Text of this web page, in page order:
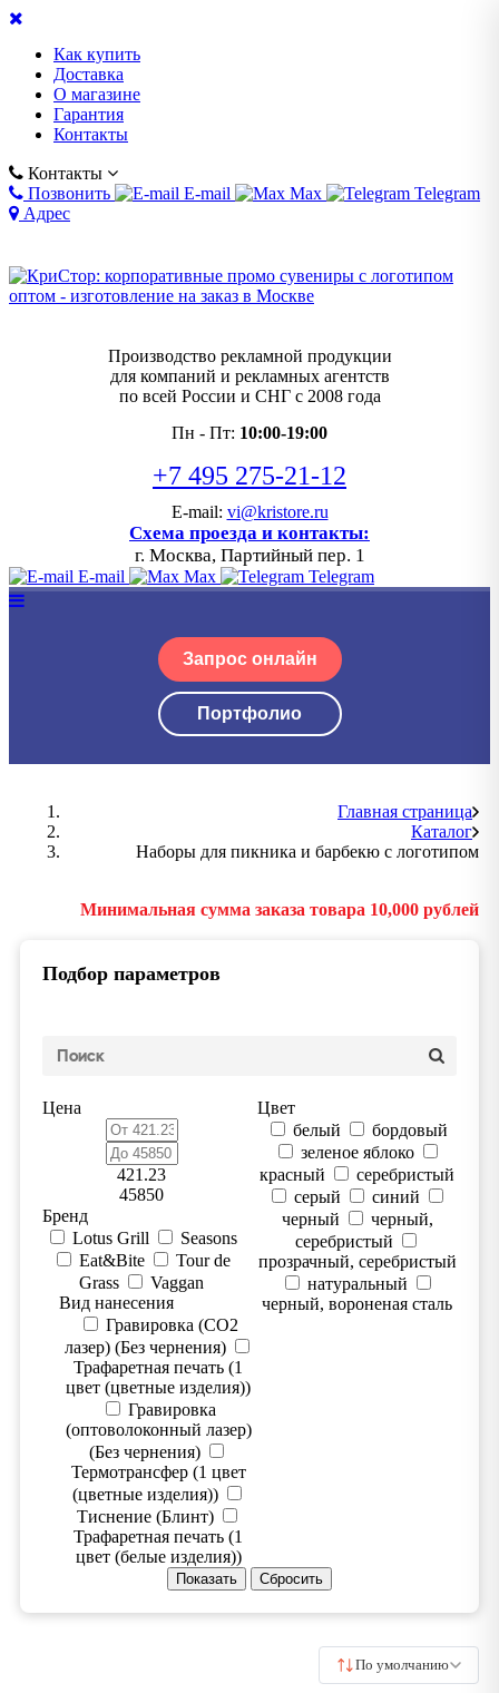
Как купить
Доставка
О магазине
Гарантия
Контакты
Контакты
Позвонить
E-mail Max
Telegram
Адрес
Производство рекламной продукции
для компаний и рекламных агентств
по всей России и СНГ с 2008 года
Пн - Пт: 10:00-19:00
+7 495 275-21-12
E-mail: vi@kristore.ru
Схема проезда и контакты:
г. Москва, Партийный пер. 1
E-mail Max Telegram
Запрос онлайн
Портфолио
Главная страница
Каталог
Наборы для пикника и барбекю с логотипом
Минимальная сумма заказа товара 10,000 рублей
Подбор параметров
Цена
421.23
45850
Цвет
белый
бордовый
зеленое яблоко
красный
серебристый
серый
синий
черный
черный,
серебристый
прозрачный, серебристый
натуральный
черный, вороненая сталь
Бренд
Lotus Grill
Seasons
Eat&Bite
Tour de
Grass
Vaggan
Вид нанесения
Гравировка (CO2
лазер) (Без чернения)
Трафаретная печать (1
цвет (цветные изделия))
Гравировка
(оптоволоконный лазер)
(Без чернения)
Термотрансфер (1 цвет
(цветные изделия))
Тиснение (Блинт)
Трафаретная печать (1
цвет (белые изделия))
По умолчанию